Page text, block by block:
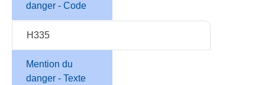
danger - Code
H335
Mention du
danger - Texte